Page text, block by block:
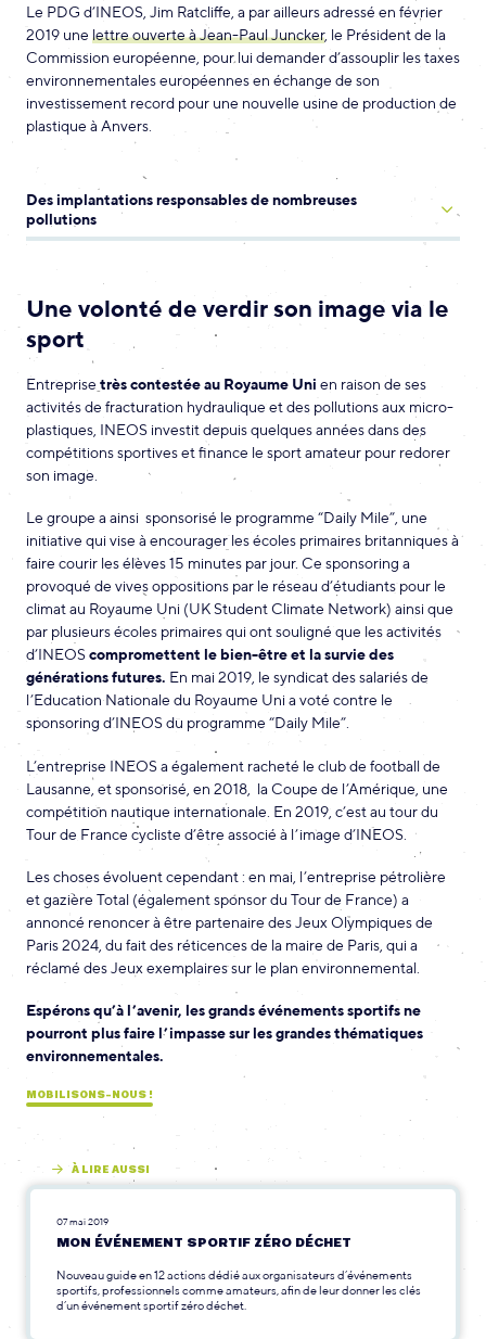
Le PDG d’INEOS, Jim Ratcliffe, a par ailleurs adressé en février
2019 une lettre ouverte à Jean-Paul Juncker, le Président de la
Commission européenne, pour lui demander d’assouplir les taxes
environnementales européennes en échange de son
investissement record pour une nouvelle usine de production de
plastique à Anvers.
Des implantations responsables de nombreuses
pollutions
Une volonté de verdir son image via le
sport
Entreprise très contestée au Royaume Uni en raison de ses
activités de fracturation hydraulique et des pollutions aux micro-
plastiques, INEOS investit depuis quelques années dans des
compétitions sportives et finance le sport amateur pour redorer
son image.
Le groupe a ainsi sponsorisé le programme “Daily Mile”, une
initiative qui vise à encourager les écoles primaires britanniques à
faire courir les élèves 15 minutes par jour. Ce sponsoring a
provoqué de vives oppositions par le réseau d’étudiants pour le
climat au Royaume Uni (UK Student Climate Network) ainsi que
par plusieurs écoles primaires qui ont souligné que les activités
d’INEOScompromettent le bien-être et la survie des
générations futures. En mai 2019, le syndicat des salariés de
l’Education Nationale du Royaume Uni a voté contre le
sponsoring d’INEOS du programme “Daily Mile”.
L’entreprise INEOS a également racheté le club de football de
Lausanne, et sponsorisé, en 2018, la Coupe de l’Amérique, une
compétition nautique internationale. En 2019, c’est au tour du
Tour de France cycliste d’être associé à l’image d’INEOS.
Les choses évoluent cependant : en mai, l’entreprise pétrolière
et gazière Total (également sponsor du Tour de France) a
annoncé renoncer à être partenaire des Jeux Olympiques de
Paris 2024, du fait des réticences de la maire de Paris, qui a
réclamé des Jeux exemplaires sur le plan environnemental.
Espérons qu’à l’avenir, les grands événements sportifs ne
pourront plus faire l’impasse sur les grandes thématiques
environnementales.
MOBILISONS-NOUS !
À LIRE AUSSI
07 mai 2019
MON ÉVÉNEMENT SPORTIF ZÉRO DÉCHET
Nouveau guide en 12 actions dédié aux organisateurs d’événements
sportifs, professionnels comme amateurs, afin de leur donner les clés
d’un événement sportif zéro déchet.